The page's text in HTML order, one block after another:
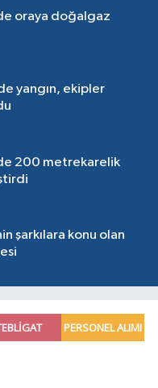
oraya doğalgaz
yangın, ekipler
200 metrekarelik
şarkılara konu olan